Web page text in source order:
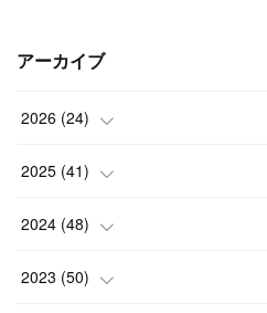
アーカイブ
2026 (24)
(1)
(3)
(2)
2025 (41)
(4)
(4)
2024 (48)
(3)
2023 (50)